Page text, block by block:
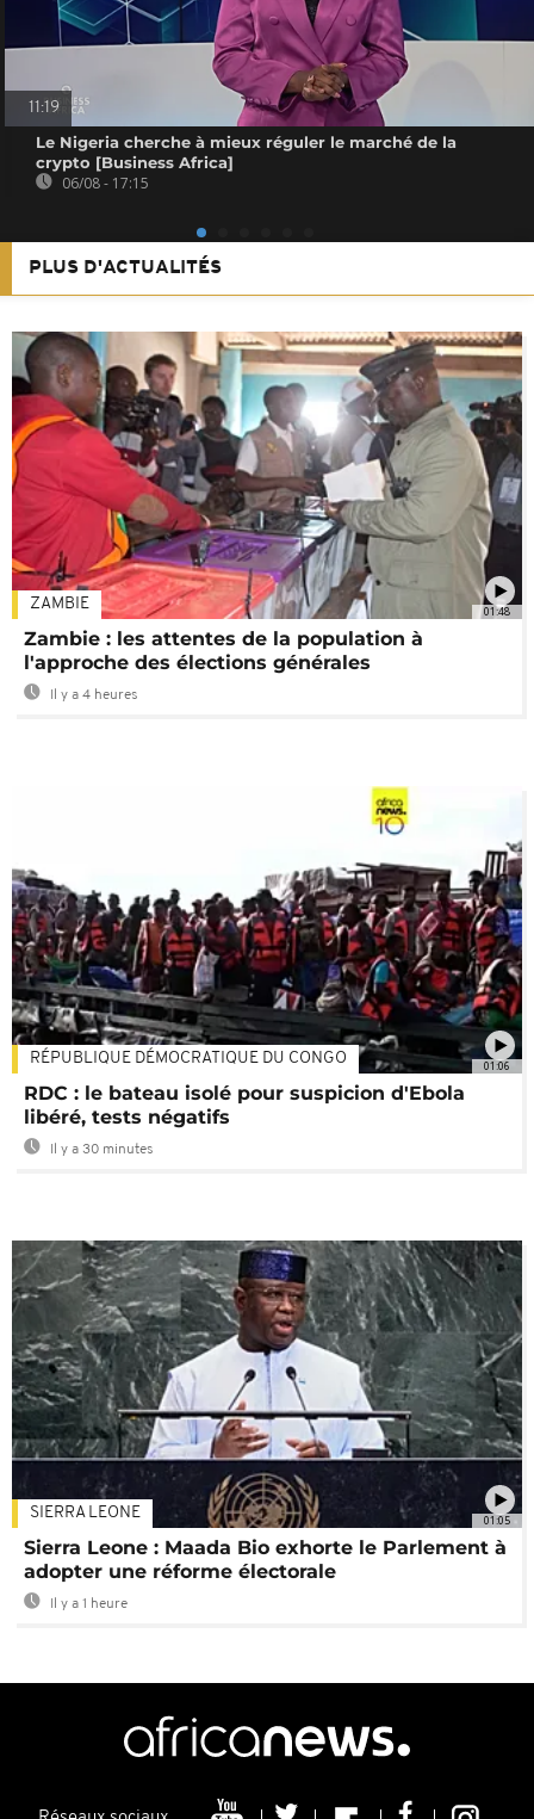
11:19
Le Nigeria cherche à mieux réguler le marché de la
crypto [Business Africa]
06/08 - 17:15
PLUS D'ACTUALITÉS
01:48
ZAMBIE
Zambie : les attentes de la population à
l'approche des élections générales
Il y a 4 heures
01:06
RÉPUBLIQUE DÉMOCRATIQUE DU CONGO
RDC : le bateau isolé pour suspicion d'Ebola
libéré, tests négatifs
Il y a 30 minutes
01:05
SIERRA LEONE
Sierra Leone : Maada Bio exhorte le Parlement à
adopter une réforme électorale
Il y a 1 heure